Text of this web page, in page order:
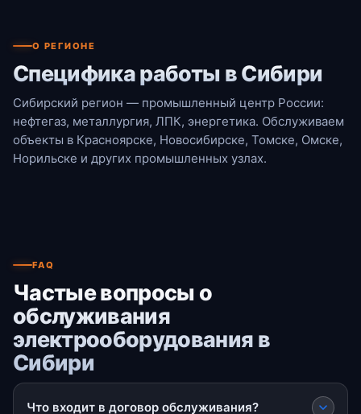
О РЕГИОНЕ
Специфика работы в Сибири
Сибирский регион — промышленный центр России:
нефтегаз, металлургия, ЛПК, энергетика. Обслуживаем
объекты в Красноярске, Новосибирске, Томске, Омске,
Норильске и других промышленных узлах.
FAQ
Частые вопросы о
обслуживания
электрооборудования в
Сибири
Что входит в договор обслуживания?